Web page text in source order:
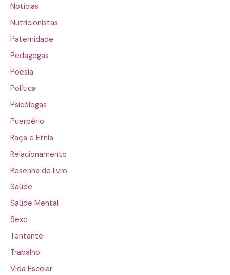
Notícias
Nutricionistas
Paternidade
Pedagogas
Poesia
Política
Psicólogas
Puerpério
Raça e Etnia
Relacionamento
Resenha de livro
Saúde
Saúde Mental
Sexo
Tentante
Trabalho
Vida Escolar